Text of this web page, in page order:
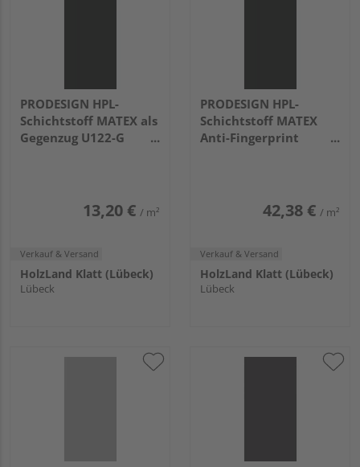
PRODESIGN HPL-
Schichtstoff MATEX als
Gegenzug U122-G
13,20 € / m²
Verkauf & Versand
HolzLand Klatt (Lübeck)
Lübeck
PRODESIGN HPL-
Schichtstoff MATEX
Anti-Fingerprint
42,38 € / m²
Verkauf & Versand
HolzLand Klatt (Lübeck)
Lübeck